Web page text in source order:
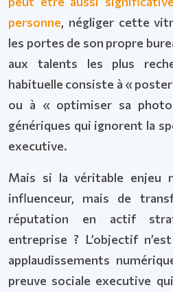
personne, négliger cette
les portes de son propre
aux talents les plus
habituelle consiste à «
ou à « optimiser sa
génériques qui ignorent la
executive.
Mais si la véritable enjeu
influenceur, mais de
réputation en actif
entreprise ? L’objectif
applaudissements
preuve sociale executive